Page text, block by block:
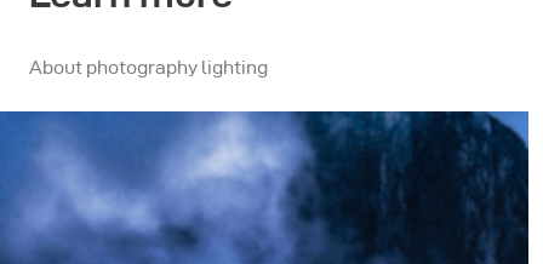
About photography lighting